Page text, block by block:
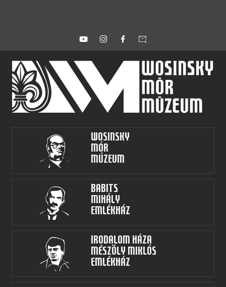
forward_to_inbox
Wosinsky
Mór
Múzeum
Babits
Mihály
Emlékház
Irodalom Háza
Mészöly Miklós
Emlékház